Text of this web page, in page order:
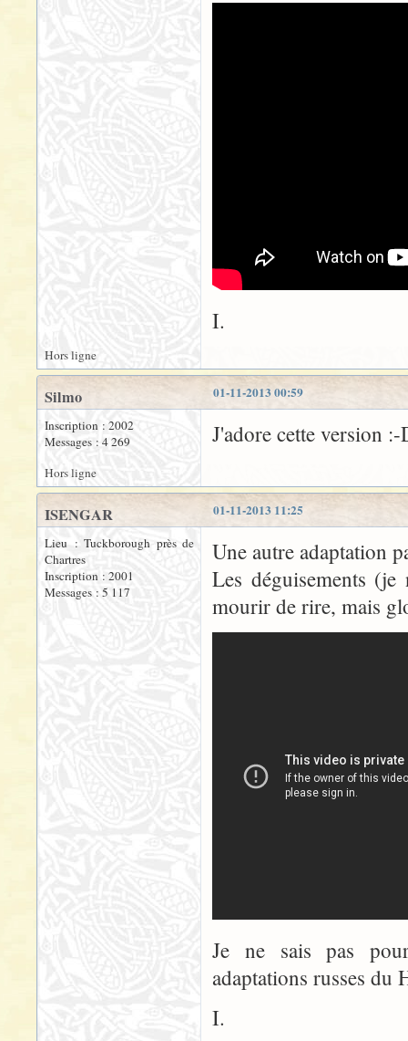
I.
Hors ligne
01-11-2013 00:59
Silmo
Inscription : 2002
Messages : 4 269
J'adore cette version :-
Hors ligne
01-11-2013 11:25
ISENGAR
Lieu : Tuckborough près de
Chartres
Inscription : 2001
Messages : 5 117
Une autre adaptation
Les déguisements
mourir de rire, mais
Je ne sais pas
adaptations russes du
I.